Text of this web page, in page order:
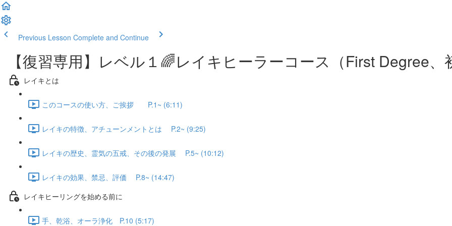
Previous Lesson Complete and Continue
【復習専用】レベル１🌈レイキヒーラーコース（First Degree、
レイキとは
このコースの使い方、ご挨拶 P.1~ (6:11)
レイキの特徴、アチューンメントとは P.2~ (9:25)
レイキの歴史、霊気の五戒、その後の発展 P.5~ (10:12)
レイキの効果、禁忌、評価 P.8~ (14:47)
レイキヒーリングを始める前に
手、乾浴、オーラ浄化 P.10 (5:17)